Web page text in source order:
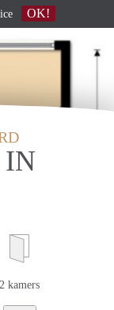
IN
2 kamers
OK!